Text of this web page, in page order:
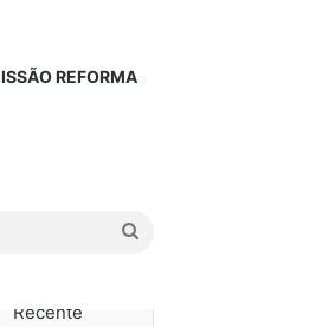
REFORMA
Recente